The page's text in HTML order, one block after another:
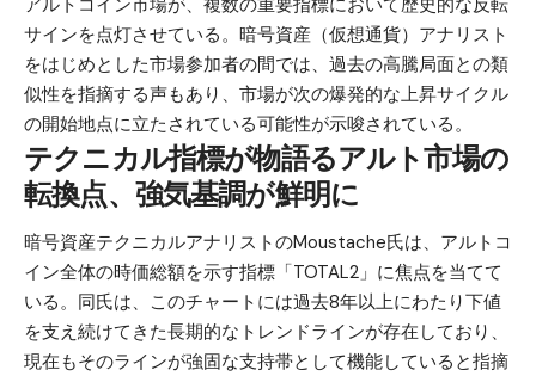
アルトコイン市場が、複数の重要指標において歴史的な反転
サインを点灯させている。暗号資産（仮想通貨）アナリスト
をはじめとした市場参加者の間では、過去の高騰局面との類
似性を指摘する声もあり、市場が次の爆発的な上昇サイクル
の開始地点に立たされている可能性が示唆されている。
テクニカル指標が物語るアルト市場の
転換点、強気基調が鮮明に
暗号資産テクニカルアナリストのMoustache氏は、アルトコ
イン全体の時価総額を示す指標「TOTAL2」に焦点を当てて
いる。同氏は、このチャートには過去8年以上にわたり下値
を支え続けてきた長期的なトレンドラインが存在しており、
現在もそのラインが強固な支持帯として機能していると指摘